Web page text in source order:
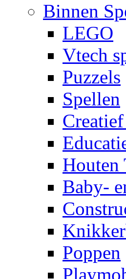
Binnen
LEGO
Vtech
Puzzels
Spellen
Houten
Baby-
Poppen